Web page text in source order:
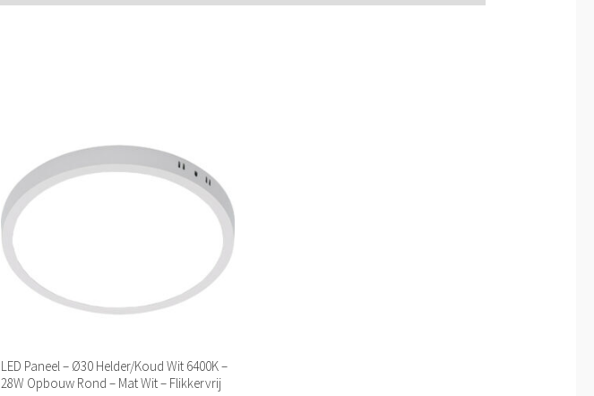
LED Paneel – Ø30 Helder/Koud Wit 6400K –
28W Opbouw Rond – Mat Wit – Flikkervrij